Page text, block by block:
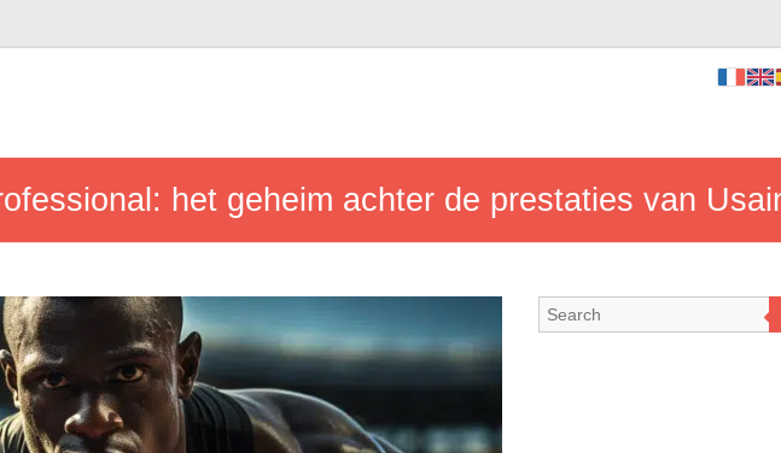
het geheim achter de prestaties van